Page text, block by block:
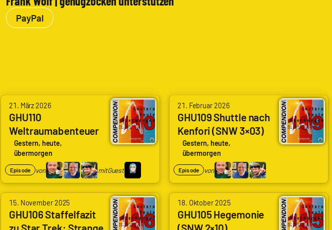
PayPal
21. März 2026
GHU110
Weltraumabenteuer
stunde (SNW 3×04)
(A Space Adventure
Hour)
Gestern, heute,
übermorgen
Episode von mitGuest
von
Arne
Ruddat
Codenaga,
Nils
Hunte
Nils
21. Februar 2026
GHU109 Shuttle nach
Kenfori (SNW 3×03)
(Shuttle to Kenfori)
Gestern, heute,
übermorgen
Episode von
von
Arne
Ruddat
Codenaga,
Nils
Hunte
Nils
15. November 2025
GHU106 Staffelfazit
von
Arne
Ruddat
18. Oktober 2025
GHU105 Hegemonie
von
Arne
Ruddat